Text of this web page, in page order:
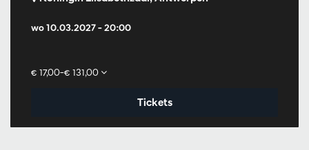
wo 10.03.2027– 20:00
€ 17,00–€ 131,00
Tickets